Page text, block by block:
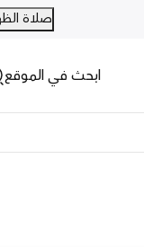
صلاة الظهر
ابحث في الموقع